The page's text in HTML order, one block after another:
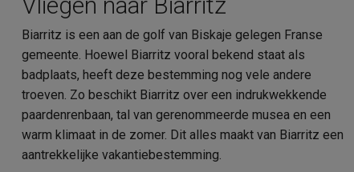
Biarritz is een aan de golf van Biskaje gelegen Franse
gemeente. Hoewel Biarritz vooral bekend staat als
badplaats, heeft deze bestemming nog vele andere
troeven. Zo beschikt Biarritz over een indrukwekkende
paardenrenbaan, tal van gerenommeerde musea en een
warm klimaat in de zomer. Dit alles maakt van Biarritz een
aantrekkelijke vakantiebestemming.